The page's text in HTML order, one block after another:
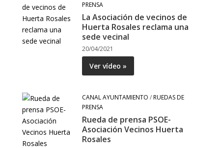
PRENSA
La Asociación de vecinos de
Huerta Rosales reclama una
sede vecinal
20/04/2021
Ver vídeo »
CANAL AYUNTAMIENTO /RUEDAS DE
PRENSA
Rueda de prensa PSOE-
Asociación Vecinos Huerta
Rosales